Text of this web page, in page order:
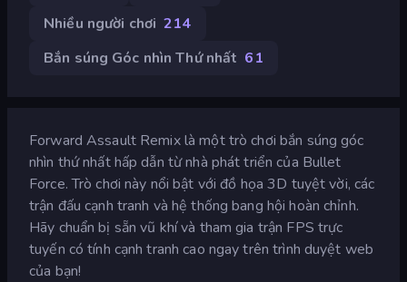
Nhiều người chơi 214
Bắn súng Góc nhìn Thứ nhất 61
Forward Assault Remix là một trò chơi bắn súng góc
nhìn thứ nhất hấp dẫn từ nhà phát triển của Bullet
Force. Trò chơi này nổi bật với đồ họa 3D tuyệt vời, các
trận đấu cạnh tranh và hệ thống bang hội hoàn chỉnh.
Hãy chuẩn bị sẵn vũ khí và tham gia trận FPS trực
tuyến có tính cạnh tranh cao ngay trên trình duyệt web
của bạn!